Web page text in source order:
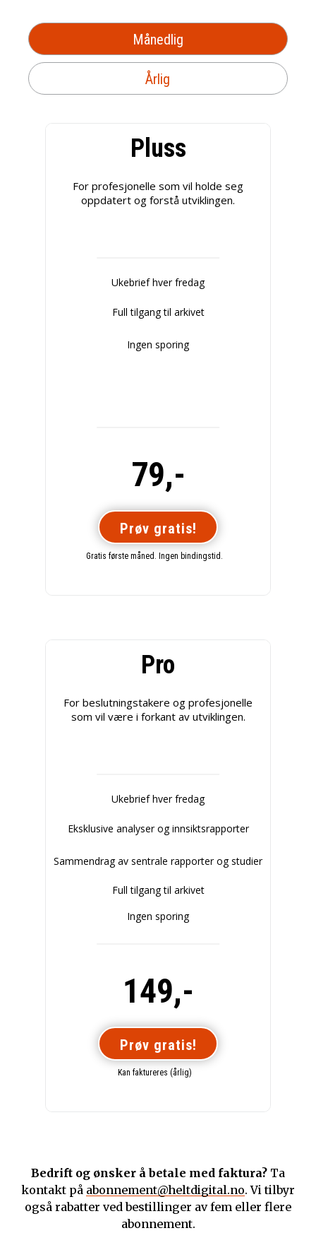
Månedlig
Årlig
Pluss
For profesjonelle som vil holde seg
oppdatert og forstå utviklingen.
Ukebrief hver fredag
Full tilgang til arkivet
Ingen sporing
79,-
Prøv gratis!
Gratis første måned. Ingen bindingstid.
Pro
For beslutningstakere og profesjonelle
som vil være i forkant av utviklingen.
Ukebrief hver fredag
Eksklusive analyser og innsiktsrapporter
Sammendrag av sentrale rapporter og studier
Full tilgang til arkivet
Ingen sporing
149,-
Prøv gratis!
Kan faktureres (årlig)
Bedrift og ønsker å betale med faktura? Ta
kontakt på abonnement@heltdigital.no. Vi tilbyr
også rabatter ved bestillinger av fem eller flere
abonnement.